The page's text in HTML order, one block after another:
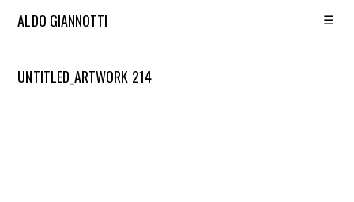
ALDO GIANNOTTI ☰
UNTITLED_ARTWORK 214